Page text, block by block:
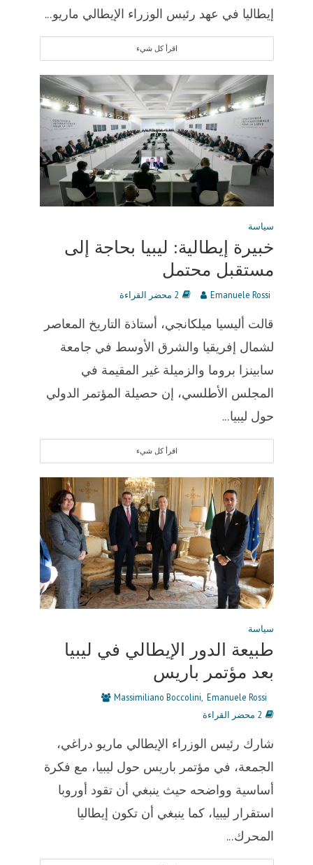
إيطاليا في عهد رئيس الوزراء الإيطالي ماريو...
اقرأ كل شيء
سياسة
خبيرة إيطالية: ليبيا بحاجة إلى
مستقبل محتمل
Emanuele Rossi 2 محضر القراءة
قالت أليسيا ميلكانجي، أستاذة التاريخ المعاصر
لشمال إفريقيا والشرق الأوسط في جامعة
سابينزا بروما والزميلة غير المقيمة في
المجلس الأطلسي، إن حصيلة المؤتمر الدولي
حول ليبيا...
اقرأ كل شيء
سياسة
طبيعة الدور الإيطالي في ليبيا
بعد مؤتمر باريس
Massimiliano Boccolini Emanuele Rossi
2 محضر القراءة
شارك رئيس الوزراء الإيطالي ماريو دراغي،
الجمعة، في مؤتمر باريس حول ليبيا، مع فكرة
أساسية وواضحه حيث ينبغي أن تقود أوروبا
استقرار ليبيا، كما ينبغي أن تكون إيطاليا
المحرك...